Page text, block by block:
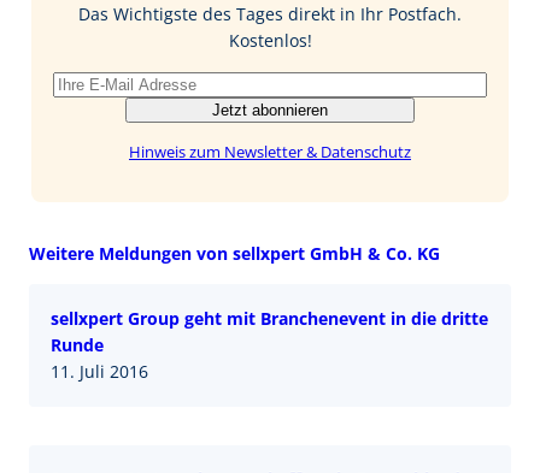
I
Das Wichtigste des Tages direkt in Ihr Postfach.
Kostenlos!
Jetzt abonnieren
Hinweis zum Newsletter & Datenschutz
Weitere Meldungen von sellxpert GmbH & Co. KG
sellxpert Group geht mit Branchenevent in die dritte
Runde
11. Juli 2016